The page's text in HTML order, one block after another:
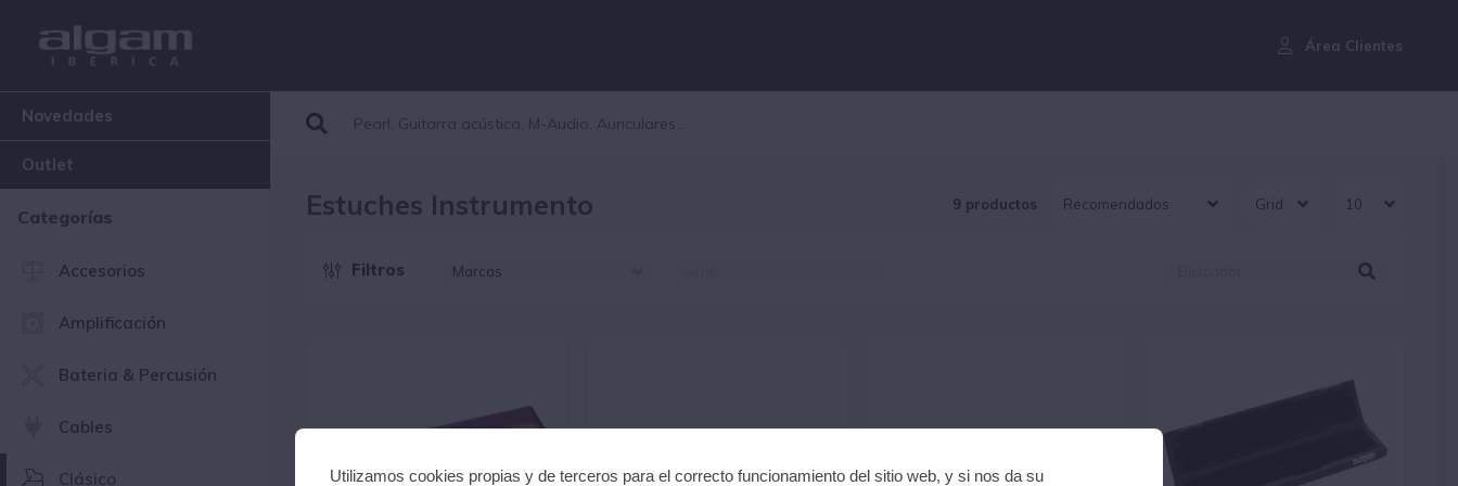
Área Clientes
Novedades
Outlet
Categorías
Accesorios
Amplificación
Bateria & Percusión
Cables
Clásico
Estuches Instrumento 9 productos
Filtros
Marcas
Utilizamos cookies propias y de terceros para el correcto funcionamiento del sitio web, y si nos da su